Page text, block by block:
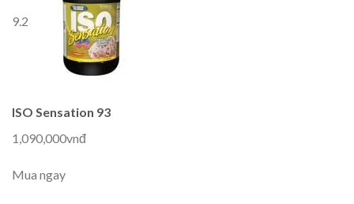
9.2
ISO Sensation 93
1,090,000vnđ
Mua ngay